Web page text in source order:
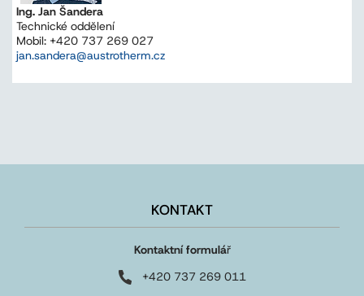
Ing. Jan Šandera
Technické oddělení
Mobil: +420 737 269 027
jan.sandera@austrotherm.cz
KONTAKT
Kontaktní formulář
+420 737 269 011